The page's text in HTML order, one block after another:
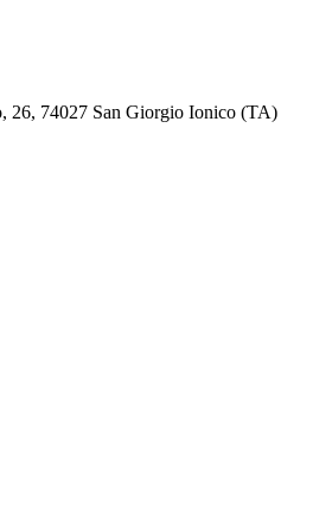
26, 74027 San Giorgio Ionico (TA)